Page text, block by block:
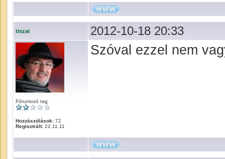
tiszai 2012-10-18 20:33
Fórumozó tag
Hozzászólások: 72
Regisztrált: 22.11.11
Szóval ezzel nem